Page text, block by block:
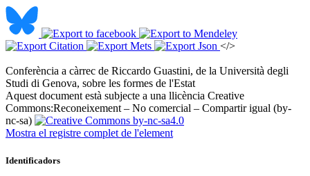
</>
Conferència a càrrec de Riccardo Guastini, de la Università degli
Studi di Genova, sobre les formes de l'Estat ​
Aquest document està subjecte a una llicència Creative
Commons:Reconeixement – No comercial – Compartir igual (by-
nc-sa)
Mostra el registre complet de l'element
Identificadors